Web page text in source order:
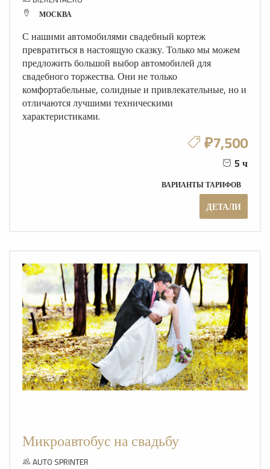
МОСКВА
С нашими автомобилями свадебный кортеж
превратиться в настоящую сказку. Только мы можем
предложить большой выбор автомобилей для
свадебного торжества. Они не только
комфортабельные, солидные и привлекательные, но и
отличаются лучшими техническими
характеристиками.
₽7,500
5 ч
ВАРИАНТЫ ТАРИФОВ
ДЕТАЛИ
Микроавтобус на свадьбу
AUTO SPRINTER